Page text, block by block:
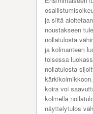
ja siitä
noustakseen
nollatulosta
ja kolmanteen
toisessa
nollatulosta
koira voi
kolmella
näyttelytulos